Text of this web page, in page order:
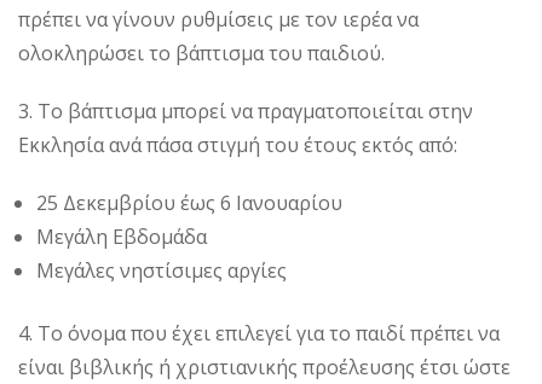
πρέπει να γίνουν ρυθμίσεις με τον ιερέα να
ολοκληρώσει το βάπτισμα του παιδιού.
3. Το βάπτισμα μπορεί να πραγματοποιείται στην
Εκκλησία ανά πάσα στιγμή του έτους εκτός από:
25 Δεκεμβρίου έως 6 Ιανουαρίου
Μεγάλη Εβδομάδα
Μεγάλες νηστίσιμες αργίες
4. Το όνομα που έχει επιλεγεί για το παιδί πρέπει να
είναι βιβλικής ή χριστιανικής προέλευσης έτσι ώστε